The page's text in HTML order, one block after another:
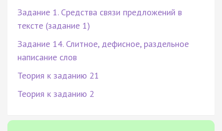
Задание 1. Средства связи предложений в
тексте (задание 1)
Задание 14. Слитное, дефисное, раздельное
написание слов
Теория к заданию 21
Теория к заданию 2